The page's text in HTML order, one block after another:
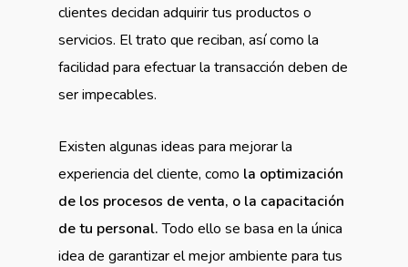
clientes decidan adquirir tus productos o
servicios. El trato que reciban, así como la
facilidad para efectuar la transacción deben de
ser impecables.
Existen algunas ideas para mejorar la
experiencia del cliente, como la optimización
de los procesos de venta, o la capacitación
de tu personal.Todo ello se basa en la única
idea de garantizar el mejor ambiente para tus